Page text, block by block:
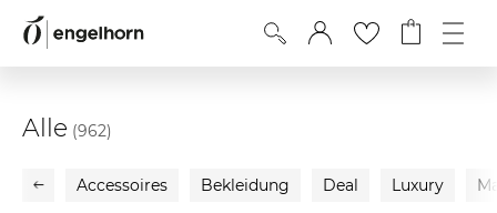
Alle (962)
Accessoires Bekleidung Deal Luxury